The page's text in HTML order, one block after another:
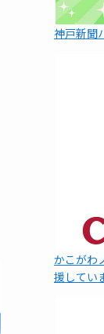
神戸新聞
かこがわ
援してい